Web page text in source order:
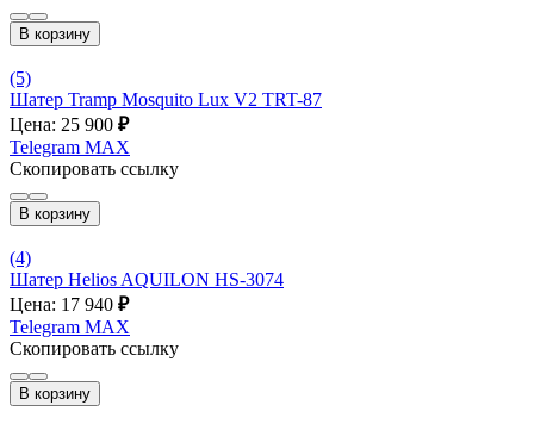
В корзину
(5)
Шатер Tramp Mosquito Lux V2 TRT-87
Цена: 25 900 ₽
Telegram MAX
Скопировать ссылку
В корзину
(4)
Шатер Helios AQUILON HS-3074
Цена: 17 940 ₽
Telegram MAX
Скопировать ссылку
В корзину